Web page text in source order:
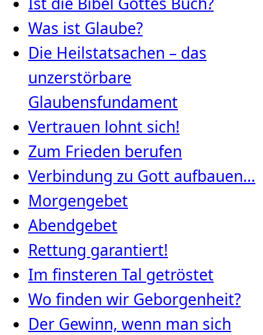
Was ist Glaube?
Die Heilstatsachen – das
unzerstörbare
Glaubensfundament
Vertrauen lohnt sich!
Zum Frieden berufen
Verbindung zu Gott aufbauen…
Morgengebet
Abendgebet
Rettung garantiert!
Im finsteren Tal getröstet
Wo finden wir Geborgenheit?
Der Gewinn, wenn man sich